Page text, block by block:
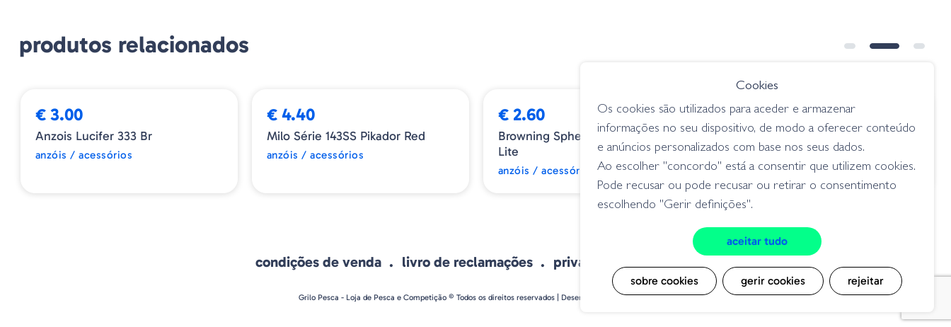
produtos relacionados
€ 3.00
Anzois Lucifer 333 Br
anzóis / acessórios
€ 4.40
Milo Série 143SS Pikador Red
anzóis / acessórios
€ 2.60
Browning Sphere Feeder Ultra
Lite
anzóis / acessórios
€ 3.50
Anzol Serie 50 Niquel
anzóis / acessórios
condições de venda livro de reclamações privacidade
Grilo Pesca - Loja de Pesca e Competição © Todos os direitos reservados | Desenvolvido porBomsite
Cookies
Os cookies são utilizados para aceder e armazenar
informações no seu dispositivo, de modo a oferecer conteúdo
e anúncios personalizados com base nos seus dados.
Ao escolher "concordo" está a consentir que utilizem cookies.
Pode recusar ou pode recusar ou retirar o consentimento
escolhendo "Gerir definições".
aceitar tudo
sobre cookies gerir cookies rejeitar